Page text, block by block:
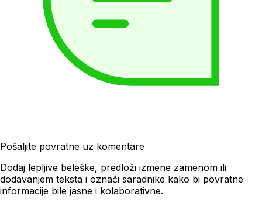
Pošaljite povratne uz komentare
Dodaj lepljive beleške, predloži izmene zamenom ili
dodavanjem teksta i označi saradnike kako bi povratne
informacije bile jasne i kolaborativne.